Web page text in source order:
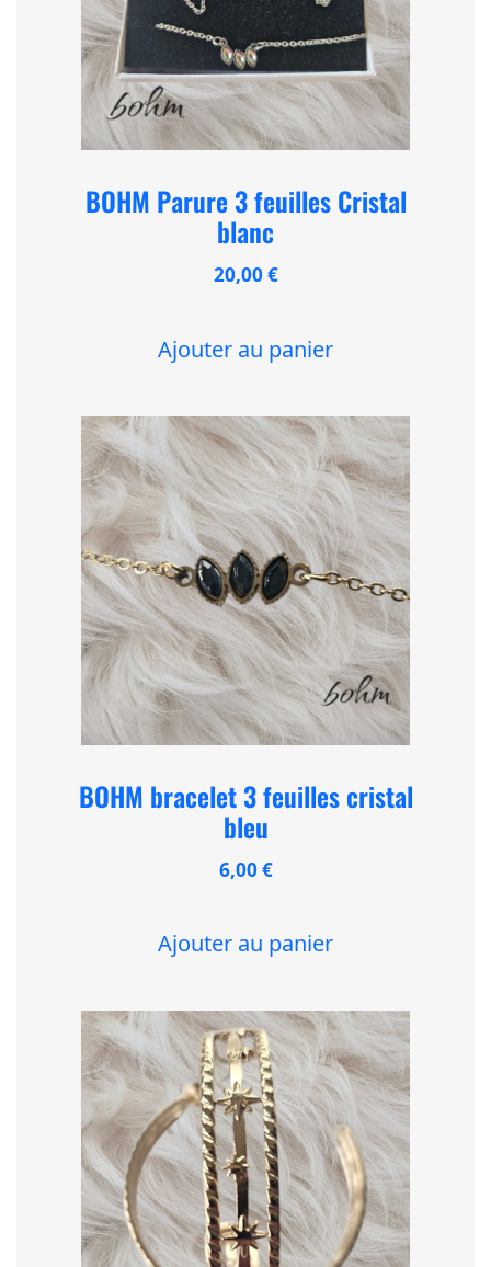
BOHM Parure 3 feuilles Cristal
blanc
20,00€
Ajouter au panier
BOHM bracelet 3 feuilles cristal
bleu
6,00€
Ajouter au panier